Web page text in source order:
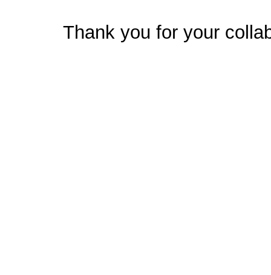
Thank you for your